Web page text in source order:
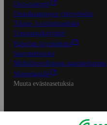
Oiva-raportit
Osuuskauppojen yhteystiedot
Tilaus- ja toimitusehdot
Tietosuojakäytäntö
Palvelun käyttöehdot
Saavutettavuus
Mobiilisovelluksen saavutettavuus
Mainostajalle
Muuta evästeasetuksia
S-ryhmän palvelut